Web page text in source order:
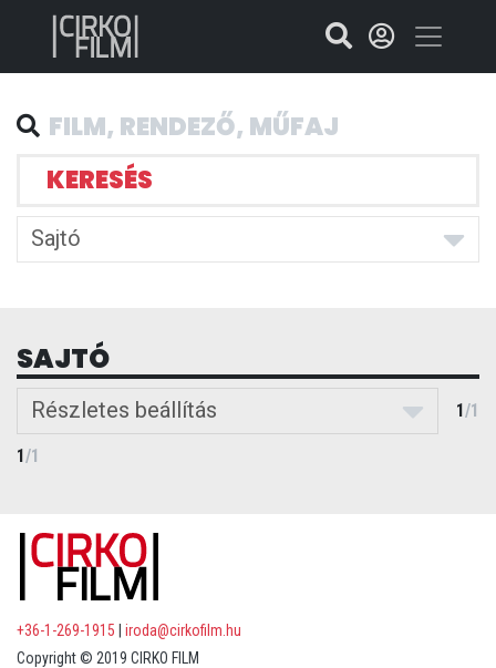
KERESÉS
Sajtó
SAJTÓ
Részletes beállítás 1/1
1/1
+36-1-269-1915
iroda@cirkofilm.hu
Copyright © 2019 CIRKO FILM